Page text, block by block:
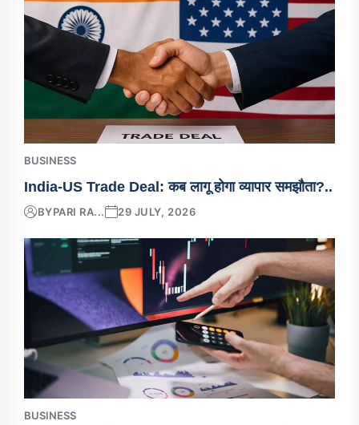
BUSINESS
India-US Trade Deal: कब लागू होगा व्यापार समझौता?..
BYPARI RA... 29 JULY, 2026
BUSINESS